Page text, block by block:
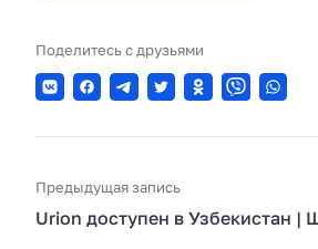
Поделитесь с друзьями
Предыдущая запись
Urion доступен в Узбекистан |